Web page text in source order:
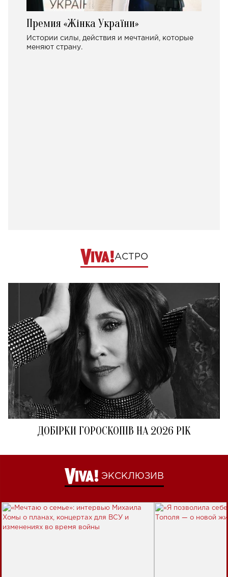
Премия «Жінка України»
Истории силы, действия и мечтаний, которые
меняют страну.
АСТРО
ДОБІРКИ ГОРОСКОПІВ НА 2026 РІК
ЭКСКЛЮЗИВ